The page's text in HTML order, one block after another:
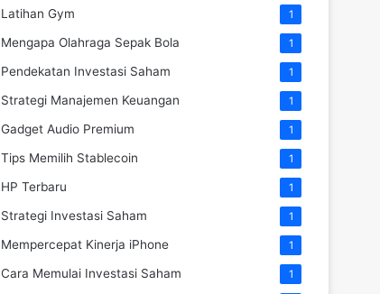
Latihan Gym 1
Mengapa Olahraga Sepak Bola 1
Pendekatan Investasi Saham 1
Strategi Manajemen Keuangan 1
Gadget Audio Premium 1
Tips Memilih Stablecoin 1
HP Terbaru 1
Strategi Investasi Saham 1
Mempercepat Kinerja iPhone 1
Cara Memulai Investasi Saham 1